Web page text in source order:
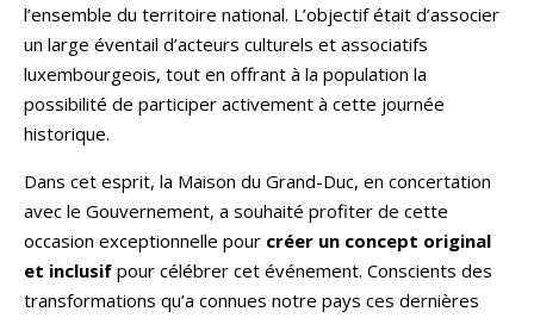
l’ensemble du territoire national. L’objectif était d’associer
un large éventail d’acteurs culturels et associatifs
luxembourgeois, tout en offrant à la population la
possibilité de participer activement à cette journée
historique.
Dans cet esprit, la Maison du Grand-Duc, en concertation
avec le Gouvernement, a souhaité profiter de cette
occasion exceptionnelle pour créer un concept original
et inclusif pour célébrer cet événement. Conscients des
transformations qu’a connues notre pays ces dernières